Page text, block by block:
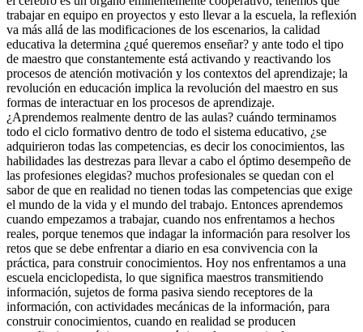
trabajar en equipo en proyectos y esto llevar a la escuela, la reflexión
va más allá de las modificaciones de los escenarios, la calidad
educativa la determina ¿qué queremos enseñar? y ante todo el tipo
de maestro que constantemente está activando y reactivando los
procesos de atención motivación y los contextos del aprendizaje; la
revolución en educación implica la revolución del maestro en sus
formas de interactuar en los procesos de aprendizaje.
¿Aprendemos realmente dentro de las aulas? cuándo terminamos
todo el ciclo formativo dentro de todo el sistema educativo, ¿se
adquirieron todas las competencias, es decir los conocimientos, las
habilidades las destrezas para llevar a cabo el óptimo desempeño de
las profesiones elegidas? muchos profesionales se quedan con el
sabor de que en realidad no tienen todas las competencias que exige
el mundo de la vida y el mundo del trabajo. Entonces aprendemos
cuando empezamos a trabajar, cuando nos enfrentamos a hechos
reales, porque tenemos que indagar la información para resolver los
retos que se debe enfrentar a diario en esa convivencia con la
práctica, para construir conocimientos. Hoy nos enfrentamos a una
escuela enciclopedista, lo que significa maestros transmitiendo
información, sujetos de forma pasiva siendo receptores de la
información, con actividades mecánicas de la información, para
construir conocimientos, cuando en realidad se producen